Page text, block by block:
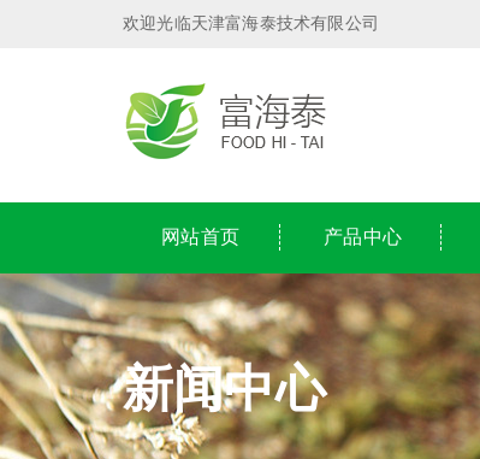
欢迎光临天津富海泰技术有限公司
网站首页 产品中心
新闻中心